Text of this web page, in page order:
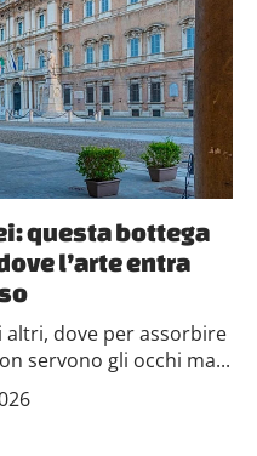
questa bottega
l’arte entra
dove per assorbire
servono gli occhi ma...